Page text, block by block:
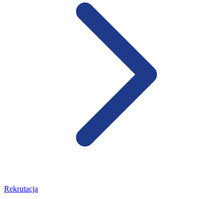
Rekrutacja